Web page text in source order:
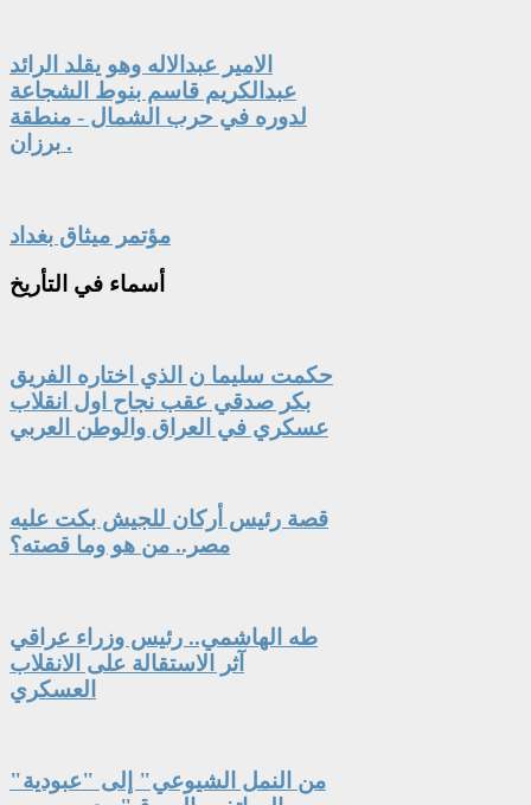
الامير عبدالاله وهو يقلد الرائد
عبدالكريم قاسم بنوط الشجاعة
لدوره في حرب الشمال - منطقة
برزان .
مؤتمر ميثاق بغداد
أسماء في التأريخ
حكمت سليما ن الذي اختاره الفريق
بكر صدقي عقب نجاح اول انقلاب
عسكري في العراق والوطن العربي
قصة رئيس أركان للجيش بكت عليه
مصر.. من هو وما قصته؟
طه الهاشمي.. رئيس وزراء عراقي
آثر الاستقالة على الانقلاب
العسكري
"من النمل الشيوعي" إلى "عبودية